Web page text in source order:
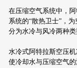
在压缩空气系统中，
系统的“散热卫士”，
分为水冷与风冷两种
水冷式阿特拉斯空压
使冷却水与压缩空气